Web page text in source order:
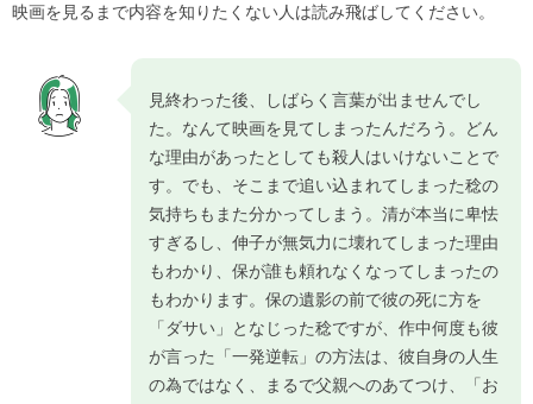
映画を見るまで内容を知りたくない人は読み飛ばしてください。
見終わった後、しばらく言葉が出ませんでし
た。なんて映画を見てしまったんだろう。どん
な理由があったとしても殺人はいけないことで
す。でも、そこまで追い込まれてしまった稔の
気持ちもまた分かってしまう。清が本当に卑怯
すぎるし、伸子が無気力に壊れてしまった理由
もわかり、保が誰も頼れなくなってしまったの
もわかります。保の遺影の前で彼の死に方を
「ダサい」となじった稔ですが、作中何度も彼
が言った「一発逆転」の方法は、彼自身の人生
の為ではなく、まるで父親へのあてつけ、「お